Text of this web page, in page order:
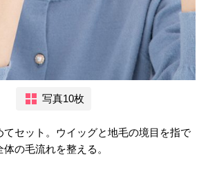
写真10枚
てセット。ウイッグと地毛の境目を指で
の毛流れを整える。